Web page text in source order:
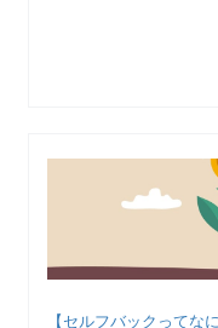
【セルフバックってな